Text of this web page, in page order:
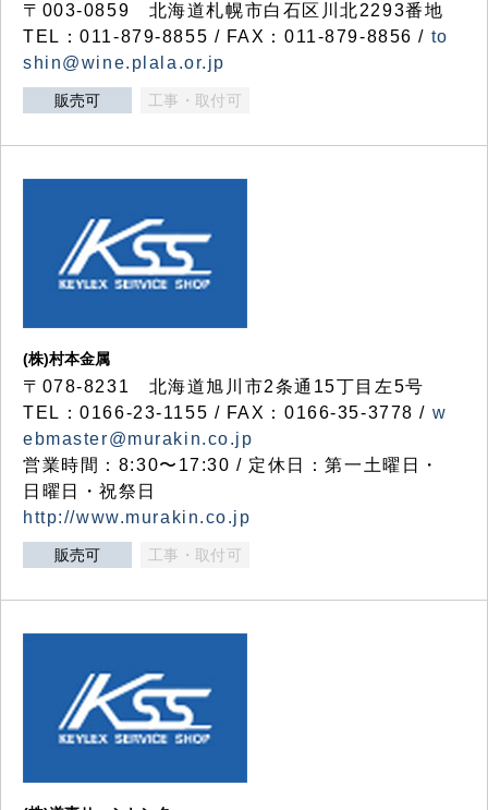
〒003-0859 北海道札幌市白石区川北2293番地
TEL：011-879-8855 / FAX：011-879-8856 / to
shin@wine.plala.or.jp
販売可 工事・取付可
(株)村本金属
〒078-8231 北海道旭川市2条通15丁目左5号
TEL：0166-23-1155 / FAX：0166-35-3778 / w
ebmaster@murakin.co.jp
営業時間：8:30〜17:30 / 定休日：第一土曜日・
日曜日・祝祭日
http://www.murakin.co.jp
販売可 工事・取付可